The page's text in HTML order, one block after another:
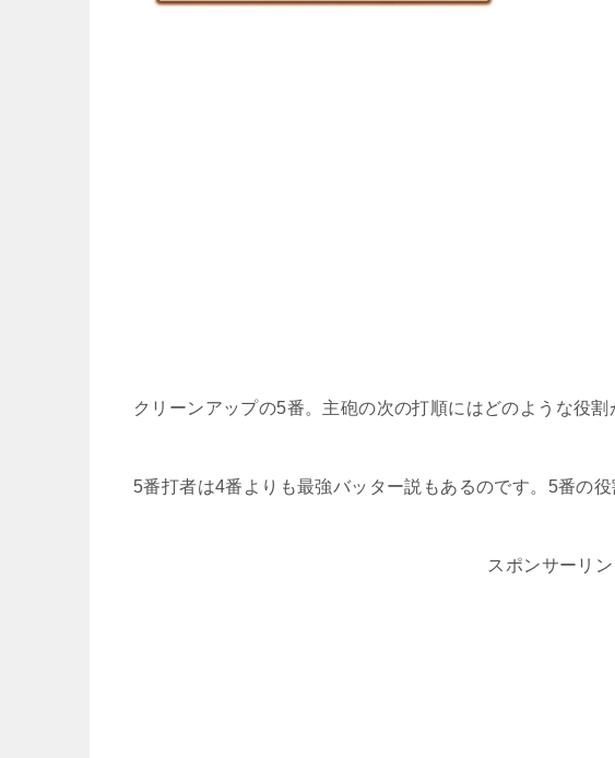
クリーンアップの5番。主砲の次の打順にはどのような役割
5番打者は4番よりも最強バッター説もあるのです。5番の役
スポンサーリン